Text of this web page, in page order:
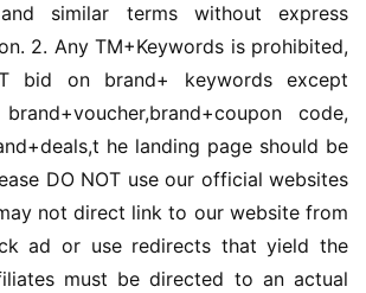
and similar terms without express
2. Any TM+Keywords is prohibited,
bid on brand+ keywords except
code,
he landing page should be
DO NOT use our official websites
not direct link to our website from
ad or use redirects that yield the
must be directed to an actual